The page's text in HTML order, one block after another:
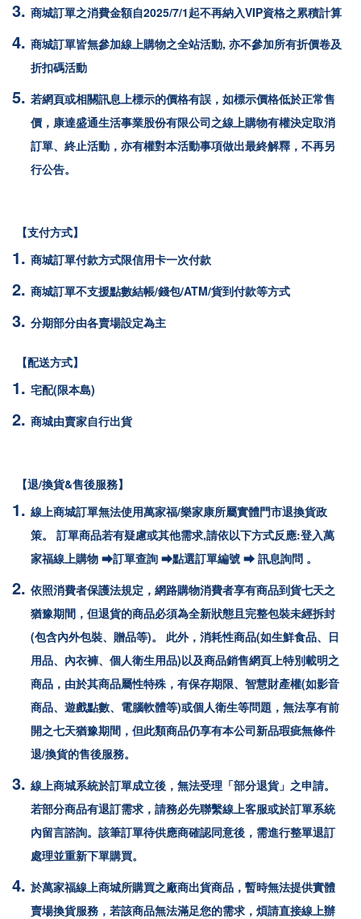
商城訂單之消費金額自2025/7/1起不再納入VIP資格之累積計算
商城訂單皆無參加線上購物之全站活動, 亦不參加所有折價卷及
折扣碼活動
若網頁或相關訊息上標示的價格有誤，如標示價格低於正常售
價，康達盛通生活事業股份有限公司之線上購物有權決定取消
訂單、終止活動，亦有權對本活動事項做出最終解釋，不再另
行公告。
【支付方式】
商城訂單付款方式限信用卡一次付款
商城訂單不支援點數結帳/錢包/ATM/貨到付款等方式
分期部分由各賣場設定為主
【配送方式】
宅配(限本島)
商城由賣家自行出貨
【退/換貨&售後服務】
線上商城訂單無法使用萬家福/樂家康所屬實體門市退換貨政
策。 訂單商品若有疑慮或其他需求,請依以下方式反應:登入萬
家福線上購物 ⮕訂單查詢 ⮕點選訂單編號 ⮕ 訊息詢問 。
依照消費者保護法規定，網路購物消費者享有商品到貨七天之
猶豫期間，但退貨的商品必須為全新狀態且完整包裝未經拆封
(包含內外包裝、贈品等)。 此外，消耗性商品(如生鮮食品、日
用品、內衣褲、個人衛生用品)以及商品銷售網頁上特別載明之
商品，由於其商品屬性特殊，有保存期限、智慧財產權(如影音
商品、遊戲點數、電腦軟體等)或個人衛生等問題，無法享有前
開之七天猶豫期間，但此類商品仍享有本公司新品瑕疵無條件
退/換貨的售後服務。
線上商城系統於訂單成立後，無法受理「部分退貨」之申請。
若部分商品有退訂需求，請務必先聯繫線上客服或於訂單系統
內留言諮詢。該筆訂單待供應商確認同意後，需進行整單退訂
處理並重新下單購買。
於萬家福線上商城所購買之廠商出貨商品，暫時無法提供實體
賣場換貨服務，若該商品無法滿足您的需求，煩請直接線上辦